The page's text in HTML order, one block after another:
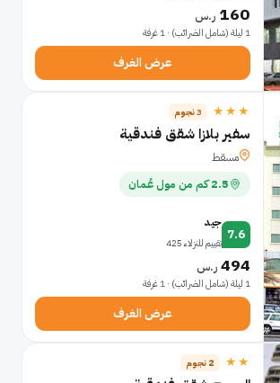
160 ر.س
1 ليلة (شامل الضرائب) · 1 غرفة
عرض الغرف
★★★ 3 نجوم
سفير بلازا شقق فندقية
مسقط
2.5 كم من مول عُمان
7.6
جيد
تقييم للنزلاء 425
494 ر.س
1 ليلة (شامل الضرائب) · 1 غرفة
عرض الغرف
★★ 2 نجوم